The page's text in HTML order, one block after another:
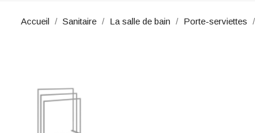
Accueil Sanitaire La salle de bain Porte-serviettes